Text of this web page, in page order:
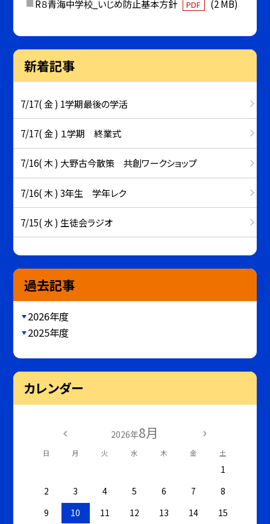
R８青海中学校_いじめ防止基本方針 PDF (2 MB)
新着記事
7/17( 金 ) 1学期最後の学活
7/17( 金 ) １学期 終業式
7/16( 木 ) 大野古今散策 共創ワークショップ
7/16( 木 ) 3年生 学年レク
7/15( 水 ) 生徒会ラジオ
過去記事
2026年度
2025年度
カレンダー
2026年8月
日 月 火 水 木 金 土
1
2
3 4 5 6 7
8
9
10 11 12 13 14 15